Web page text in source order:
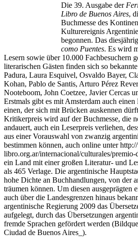
Die 39. Ausgabe der
Libro de Buenos Aires,
Buchmesse des
Kulturereignis
begonnen. Das
como Puentes. Es wird
Lesern sowie über 10.000 Fachbesuchern
literarischen Gästen finden sich so
Padura, Laura Esquivel, Osvaldo Bayer,
Kohan, Pablo de Santis, Arturo Pérez
Nooteboom, John Coetzee, Javier Cercas
Erstmals gibt es mit Amsterdam auch einen
einen, der sich mit Brücken auskennen
Kritikerpreis wird auf der Buchmesse, die
andauert, auch ein Leserpreis verliehen,
aus einer Vorauswahl von zwanzig
bestimmen können, auch online unter
libro.org.ar/internacional/culturales/
ein Land mit einer großen Literatur- und
als 465 Verlage. Die argentinische
hohe Dichte an Buchhandlungen, von der
träumen können. Um diesen ausgeprägten
auch über die Landesgrenzen hinaus
argentinische Regierung 2009 das
aufgelegt, durch das Übersetzungen
fremde Sprachen gefördert werden
Ciudad de Buenos Aires_).